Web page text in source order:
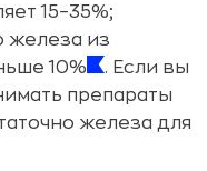
15–35%;
железа из
10%
. Если вы
препараты
железа для